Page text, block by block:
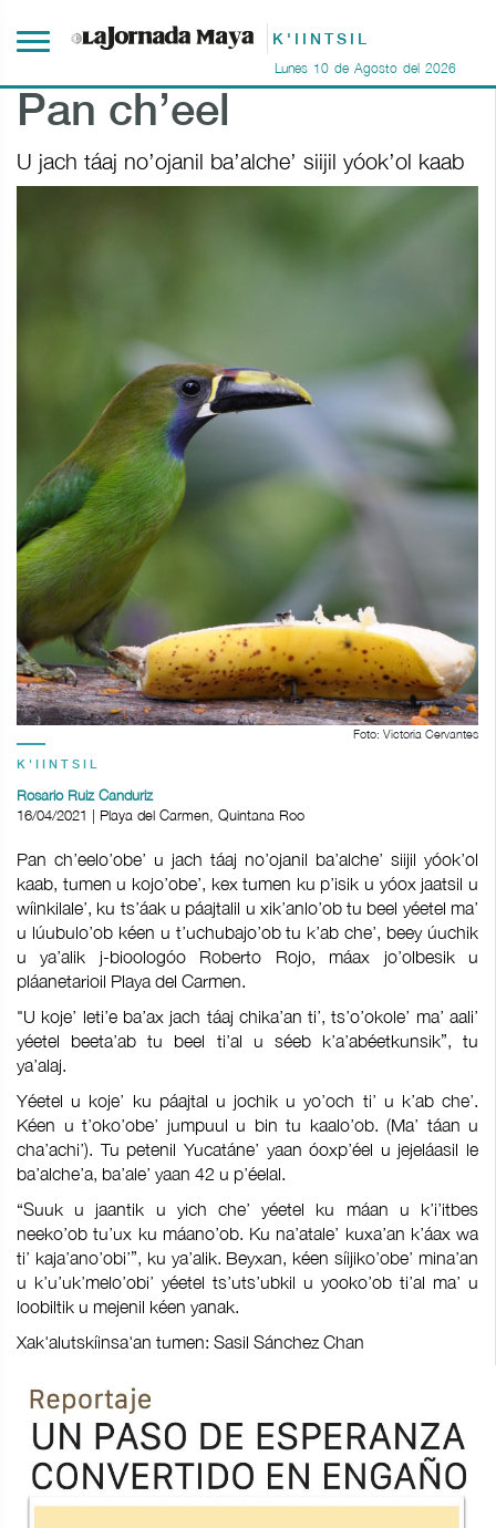
K'IINTSIL
Lunes 10 de Agosto del 2026
Pan ch’eel
U jach táaj no’ojanil ba’alche’ siijil yóok’ol kaab
Foto: Victoria Cervantes
K'IINTSIL
Rosario Ruiz Canduriz
16/04/2021 | Playa del Carmen, Quintana Roo
Pan ch’eelo’obe’ u jach táaj no’ojanil ba’alche’ siijil yóok’ol
kaab, tumen u kojo’obe’, kex tumen ku p’isik u yóox jaatsil u
wíinkilale’, ku ts’áak u páajtalil u xik’anlo’ob tu beel yéetel ma’
u lúubulo’ob kéen u t’uchubajo’ob tu k’ab che’, beey úuchik
u ya’alik j-bioologóo Roberto Rojo, máax jo’olbesik u
pláanetarioil Playa del Carmen.
"U koje’ leti’e ba’ax jach táaj chika’an ti’, ts’o’okole’ ma’ aali’
yéetel beeta’ab tu beel ti’al u séeb k’a’abéetkunsik”, tu
ya’alaj.
Yéetel u koje’ ku páajtal u jochik u yo’och ti’ u k’ab che’.
Kéen u t’oko’obe’ jumpuul u bin tu kaalo’ob. (Ma’ táan u
cha’achi’). Tu petenil Yucatáne’ yaan óoxp’éel u jejeláasil le
ba’alche’a, ba’ale’ yaan 42 u p’éelal.
“Suuk u jaantik u yich che’ yéetel ku máan u k’i’itbes
neeko’ob tu’ux ku máano’ob. Ku na’atale’ kuxa’an k’áax wa
ti’ kaja’ano’obi’”, ku ya’alik. Beyxan, kéen síijiko’obe’ mina’an
u k’u’uk’melo’obi’ yéetel ts’uts’ubkil u yooko’ob ti’al ma’ u
loobiltik u mejenil kéen yanak.
Xak'alutskíinsa'an tumen: Sasil Sánchez Chan